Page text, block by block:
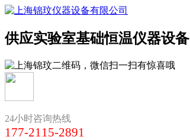
供应实验室基础恒温仪器设备
24小时咨询热线
177-2115-2891